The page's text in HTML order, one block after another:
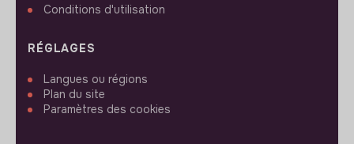
Conditions d'utilisation
RÉGLAGES
Langues ou régions
Plan du site
Paramètres des cookies